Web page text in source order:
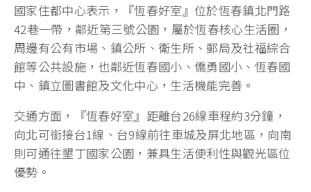
國家住都中心表示，『恆春好室』位於恆春鎮北門路
42巷一帶，鄰近第三號公園，屬於恆春核心生活圈，
周邊有公有市場、鎮公所、衛生所、郵局及社福綜合
館等公共設施，也鄰近恆春國小、僑勇國小、恆春國
中、鎮立圖書館及文化中心，生活機能完善。
交通方面，『恆春好室』距離台26線車程約3分鐘，
向北可銜接台1線、台9線前往車城及屏北地區，向南
則可通往墾丁國家公園，兼具生活便利性與觀光區位
優勢。